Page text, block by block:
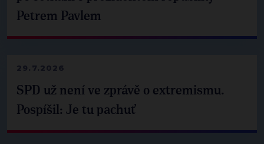
Petrem Pavlem
29.7.2026
SPD už není ve zprávě o extremismu.
Pospíšil: Je tu pachuť